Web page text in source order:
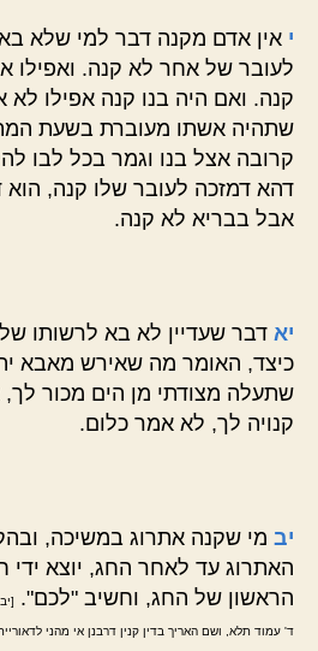
י אין אדם מקנה דבר למי שלא
לעובר של אחר לא קנה. ואפילו
קנה. ואם היה בנו קנה אפילו לא
שתהיה אשתו מעוברת בשעת
קרובה אצל בנו וגמר בכל לבו
דהא דמזכה לעובר שלו קנה,
אבל בבריא לא קנה.
יא דבר שעדיין לא בא לרשותו
כיצד, האומר מה שאירש מאבא
שתעלה מצודתי מן הים מכור
קנויה לך, לא אמר כלום.
יב מי שקנה אתרוג במשיכה,
האתרוג עד לאחר החג, יוצא ידי
הראשון של החג, וחשיב "לכם".
ד' עמוד תלא, ושם האריך בדין קנין דרבנן אי מהני